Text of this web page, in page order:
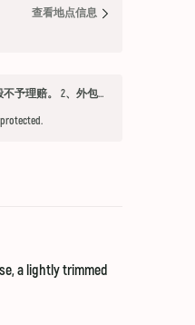
查看地点信息
发货须知 1、因不可抗力因素：如天气过热导致商品融化，天灾、战争等导致包裹损毁不予理赔。 2、外包装箱完好，保健品内件胶囊破损、杂货等漏液问题不予赔付。 3、铁元，小安素，酵素液，玻璃瓶食用油，粉盐，会包泡泡纸，按照高要求打包，有爆罐、漏液均不予以理赔。 4、超过受理时限（签收后三天内未联系客服将不能申请售后） 5、首重不足1kg的包裹按1kg收费。 6、根据海关要求，海外直邮及保税仓产品必须提交收件人身份证信息（收件人姓名必须与上传身份证信息一致），否则将无法出库发货。 7、由于海外直邮产品路途遥远，在高温等不可控情况下，糖果、巧克力、口红、软胶囊会有软化变形的现象，建议收到产品后放入冰箱内冷却1-2小时再打开。
a lightly trimmed